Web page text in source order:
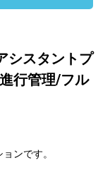
シスタントプ
行管理/フル
ンです。